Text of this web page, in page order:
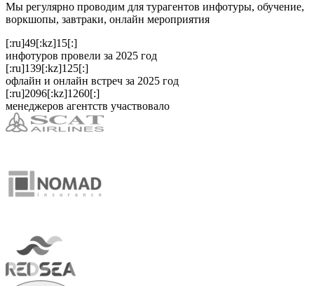
Мы регулярно проводим для турагентов инфотуры, обучение,
воркшопы, завтраки, онлайн мероприятия
[:ru]49[:kz]15[:]
инфотуров провели за 2025 год
[:ru]139[:kz]125[:]
офлайн и онлайн встреч за 2025 год
[:ru]2096[:kz]1260[:]
менеджеров агентств участвовало